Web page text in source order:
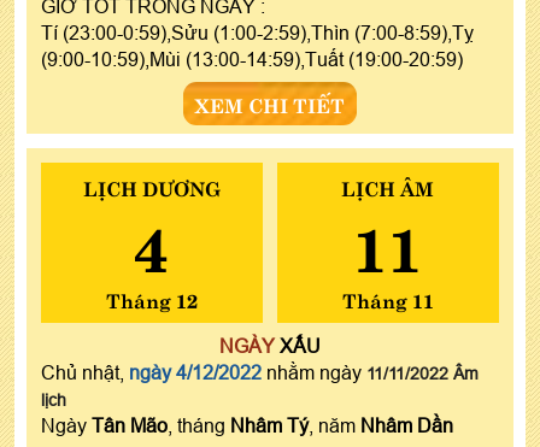
GIỜ TỐT TRONG NGÀY :
Tí (23:00-0:59),Sửu (1:00-2:59),Thìn (7:00-8:59),Tỵ
(9:00-10:59),Mùi (13:00-14:59),Tuất (19:00-20:59)
XEM CHI TIẾT
LỊCH DƯƠNG
4
Tháng 12
LỊCH ÂM
11
Tháng 11
NGÀYXẤU
Chủ nhật, ngày 4/12/2022 nhằm ngày 11/11/2022 Âm
lịch
Ngày Tân Mão , tháng Nhâm Tý, năm Nhâm Dần